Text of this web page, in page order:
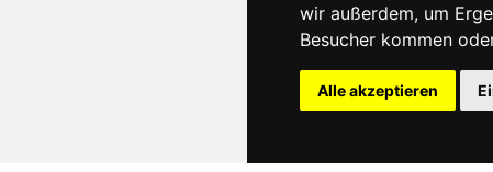
wir außerdem, um
Besucher kommen
Alle akzeptieren